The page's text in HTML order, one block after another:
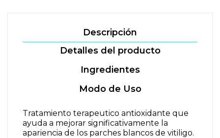
Descripción
Detalles del producto
Ingredientes
Modo de Uso
Tratamiento terapeutico antioxidante que
ayuda a mejorar significativamente la
apariencia de los parches blancos de vitiligo.